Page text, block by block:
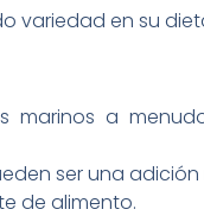
variedad en su
marinos a
ser una adición
de alimento.